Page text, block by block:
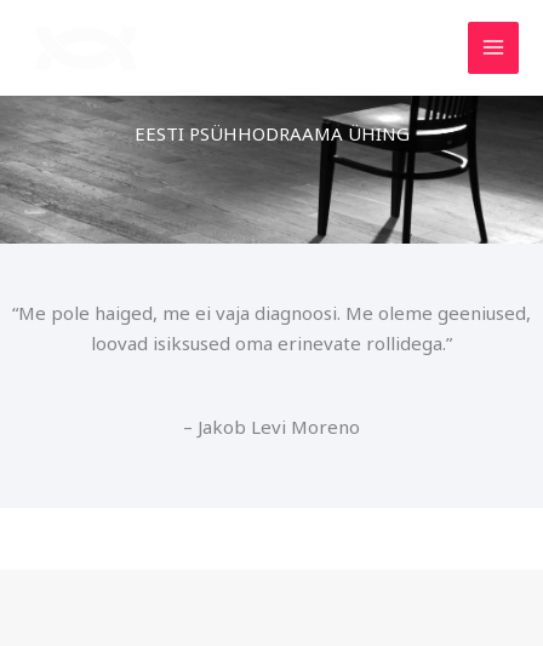
EESTI PSÜHHODRAAMA ÜHING
“Me pole haiged, me ei vaja diagnoosi. Me oleme geeniused,
loovad isiksused oma erinevate rollidega.”
– Jakob Levi Moreno